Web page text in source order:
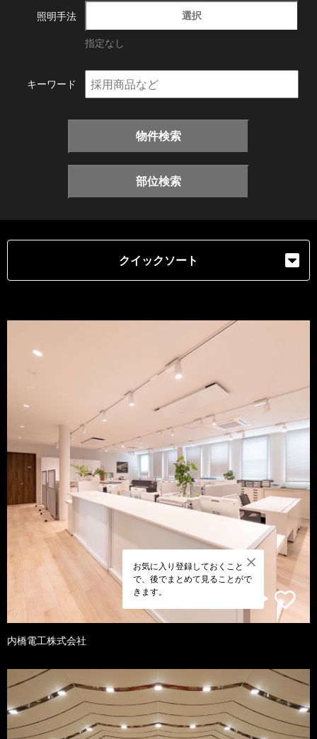
照明手法 選択
指定なし
キーワード
物件検索
部位検索
クイックソート
お気に入り登録しておくこと
で、後でまとめて見ることがで
きます。
内橋電工株式会社